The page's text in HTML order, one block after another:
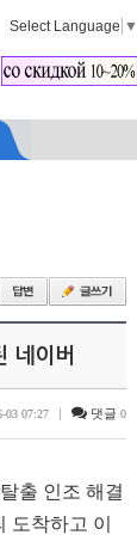
Select Language ▼
네이버
03 07:27 | 댓글 0
출 인조 해결
착하고 이